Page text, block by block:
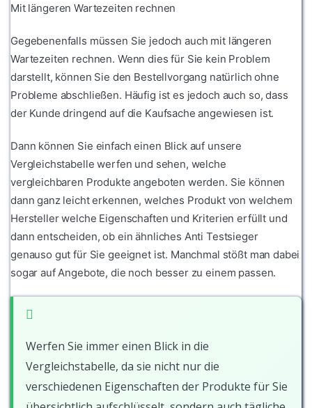
Mit längeren Wartezeiten rechnen
Gegebenenfalls müssen Sie jedoch auch mit längeren
Wartezeiten rechnen. Wenn dies für Sie kein Problem
darstellt, können Sie den Bestellvorgang natürlich ohne
Probleme abschließen. Häufig ist es jedoch auch so, dass
der Kunde dringend auf die Kaufsache angewiesen ist.
Dann können Sie einfach einen Blick auf unsere
Vergleichstabelle werfen und sehen, welche
vergleichbaren Produkte angeboten werden. Sie können
dann ganz leicht erkennen, welches Produkt von welchem
Hersteller welche Eigenschaften und Kriterien erfüllt und
dann entscheiden, ob ein ähnliches Anti Testsieger
genauso gut für Sie geeignet ist. Manchmal stößt man dabei
sogar auf Angebote, die noch besser zu einem passen.
Werfen Sie immer einen Blick in die
Vergleichstabelle, da sie nicht nur die
verschiedenen Eigenschaften der Produkte für Sie